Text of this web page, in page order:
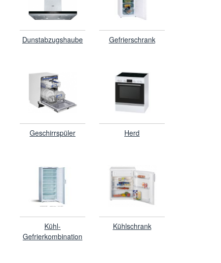
Dunstabzugshaube Gefrierschrank
Geschirrspüler Herd
Kühl-
Gefrierkombination
Kühlschrank